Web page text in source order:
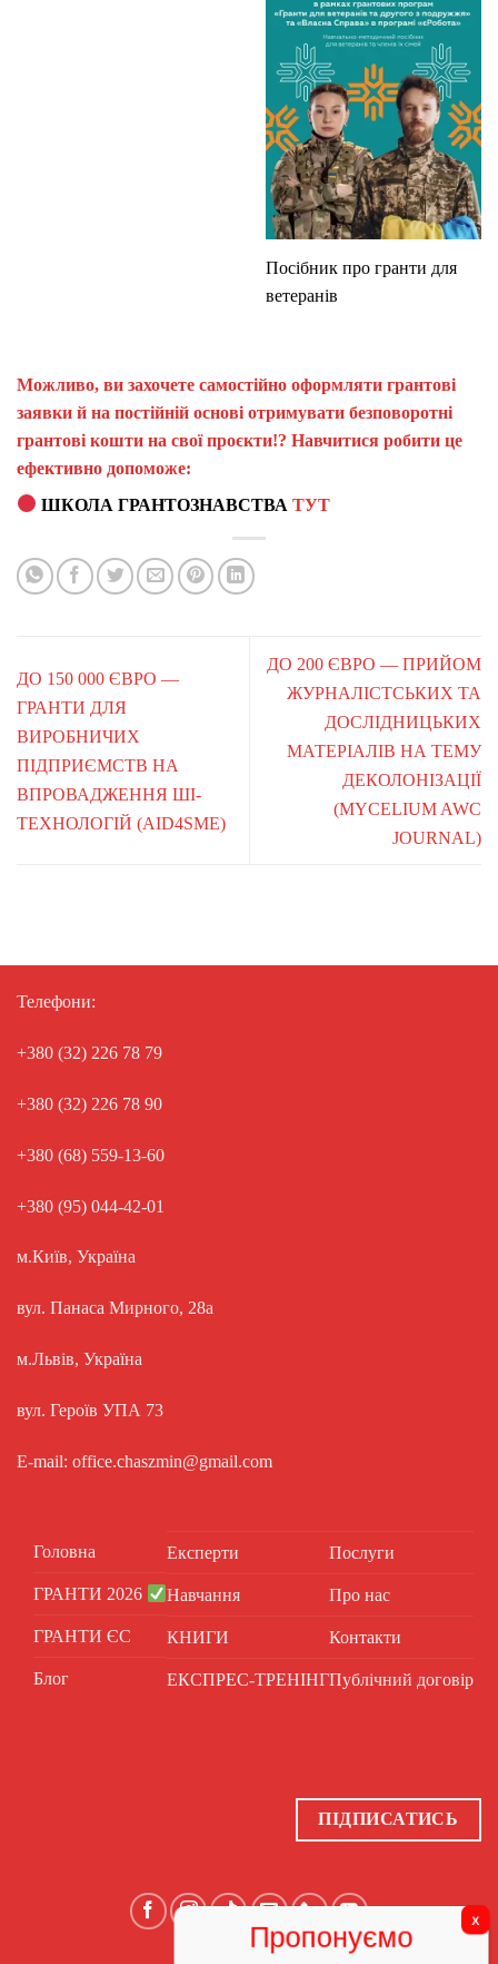
Посібник про гранти для
ветеранів
Можливо, ви захочете самостійно оформляти грантові
заявки й на постійній основі отримувати безповоротні
грантові кошти на свої проєкти!? Навчитися робити це
ефективно допоможе:
ШКОЛА ГРАНТОЗНАВСТВАТУТ
ДО 150 000 ЄВРО —
ГРАНТИ ДЛЯ
ВИРОБНИЧИХ
ПІДПРИЄМСТВ НА
ВПРОВАДЖЕННЯ ШІ-
ТЕХНОЛОГІЙ (AID4SME)
ДО 200 ЄВРО — ПРИЙОМ
ЖУРНАЛІСТСЬКИХ ТА
ДОСЛІДНИЦЬКИХ
МАТЕРІАЛІВ НА ТЕМУ
ДЕКОЛОНІЗАЦІЇ
(MYCELIUM AWC
JOURNAL)
Телефони:
+380 (32) 226 78 79
+380 (32) 226 78 90
+380 (68) 559-13-60
+380 (95) 044-42-01
м.Київ, Україна
вул. Панаса Мирного, 28а
м.Львів, Україна
вул. Героїв УПА 73
E-mail: office.chaszmin@gmail.com
Головна
ГРАНТИ 2026
ГРАНТИ ЄС
Блог
Експерти
Навчання
КНИГИ
ЕКСПРЕС-ТРЕНІНГ
Послуги
Про нас
Контакти
Публічний договір
ПІДПИСАТИСЬ